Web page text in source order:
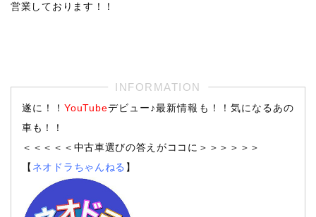
営業しております！！
遂に！！YouTubeデビュー♪最新情報も！！気になるあの
車も！！
＜＜＜＜＜中古車選びの答えがココに＞＞＞＞＞＞
【 ネオドラちゃんねる 】